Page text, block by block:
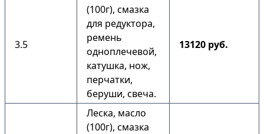
3.5
(100г), смазка
для редуктора,
ремень
одноплечевой,
катушка, нож,
перчатки,
беруши, свеча.
13120 руб.
Леска, масло
(100г), смазка